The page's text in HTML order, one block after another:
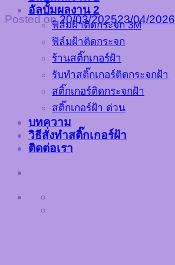
อัลบั้มผลงาน 2
ฟิล์มฝ้าติดกระจก 3M
ฟิล์มฝ้าติดกระจก
ร้านสติ๊กเกอร์ฝ้า
รับทำสติ๊กเกอร์ติดกระจกฝ้า
สติ๊กเกอร์ติดกระจกฝ้า
สติ๊กเกอร์ฝ้า ด่วน
บทความ
วิธีสั่งทำสติ๊กเกอร์ฝ้า
ติดต่อเรา
Posted on20/03/202523/04/2026